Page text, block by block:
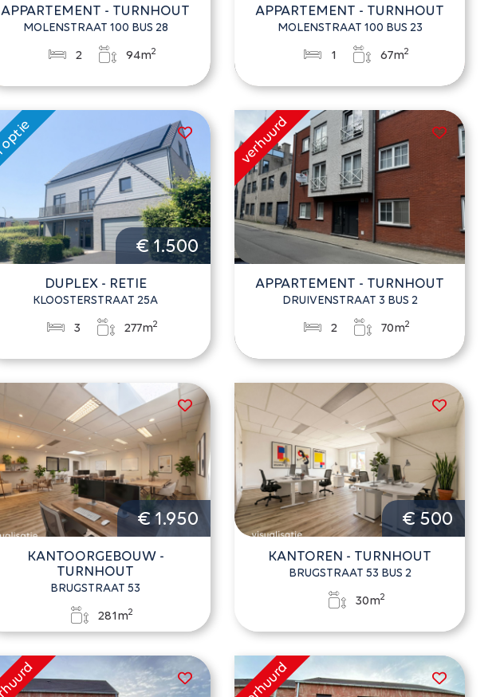
APPARTEMENT - TURNHOUT
MOLENSTRAAT 100 BUS 28
2 94m2
APPARTEMENT - TURNHOUT
MOLENSTRAAT 100 BUS 23
1 67m2
€ 1.500
DUPLEX - RETIE
KLOOSTERSTRAAT 25A
3 277m2
APPARTEMENT - TURNHOUT
DRUIVENSTRAAT 3 BUS 2
2 70m2
€ 1.950
KANTOORGEBOUW -
TURNHOUT
BRUGSTRAAT 53
281m2
€ 500
KANTOREN - TURNHOUT
BRUGSTRAAT 53 BUS 2
30m2